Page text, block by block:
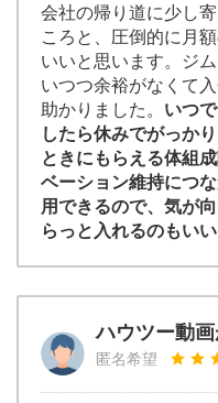
会社の帰り道に少し
ころと、圧倒的に月
いいと思います。ジ
いつつ余裕がなくて
助かりました。 いつ
したら休みでがっか
ときにもらえる体組
ベーション維持につ
用できるので、気が
らっと入れるのもいい
ハウツー動
匿名希望